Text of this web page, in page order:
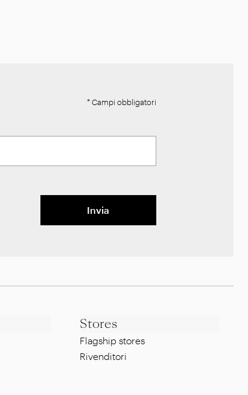
* Campi obbligatori
Invia
Stores
Flagship stores
Rivenditori